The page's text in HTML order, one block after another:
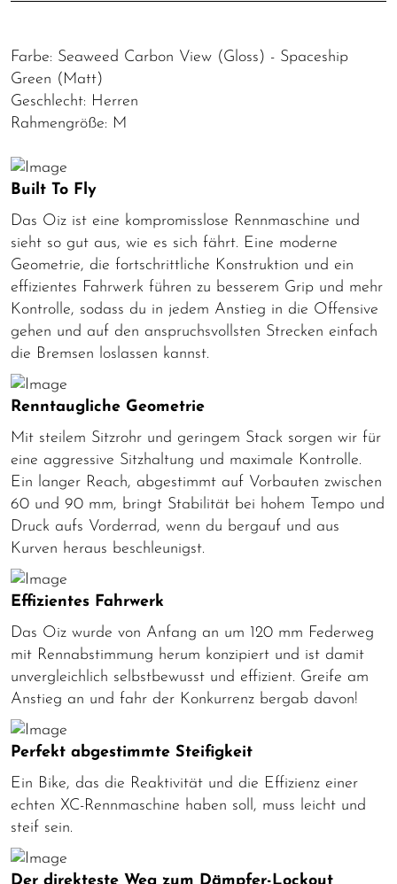
Farbe: Seaweed Carbon View (Gloss) - Spaceship
Green (Matt)
Geschlecht: Herren
Rahmengröße: M
Built To Fly
Das Oiz ist eine kompromisslose Rennmaschine und
sieht so gut aus, wie es sich fährt. Eine moderne
Geometrie, die fortschrittliche Konstruktion und ein
effizientes Fahrwerk führen zu besserem Grip und mehr
Kontrolle, sodass du in jedem Anstieg in die Offensive
gehen und auf den anspruchsvollsten Strecken einfach
die Bremsen loslassen kannst.
Renntaugliche Geometrie
Mit steilem Sitzrohr und geringem Stack sorgen wir für
eine aggressive Sitzhaltung und maximale Kontrolle.
Ein langer Reach, abgestimmt auf Vorbauten zwischen
60 und 90 mm, bringt Stabilität bei hohem Tempo und
Druck aufs Vorderrad, wenn du bergauf und aus
Kurven heraus beschleunigst.
Effizientes Fahrwerk
Das Oiz wurde von Anfang an um 120 mm Federweg
mit Rennabstimmung herum konzipiert und ist damit
unvergleichlich selbstbewusst und effizient. Greife am
Anstieg an und fahr der Konkurrenz bergab davon!
Perfekt abgestimmte Steifigkeit
Ein Bike, das die Reaktivität und die Effizienz einer
echten XC-Rennmaschine haben soll, muss leicht und
steif sein.
Der direkteste Weg zum Dämpfer-Lockout